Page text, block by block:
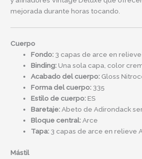
mejorada durante horas tocando.
Cuerpo
Fondo: 3 capas de arce en
Binding:Una sola capa, color
Acabado del cuerpo: Gloss
Forma del cuerpo: 335
Estilo de cuerpo:ES
Baretaje:Abeto de Adirondack
Bloque central:Arce
Tapa: 3 capas de arce en relieve
Mástil